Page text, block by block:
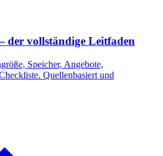
der vollständige Leitfaden
Speicher, Angebote,
Quellenbasiert und